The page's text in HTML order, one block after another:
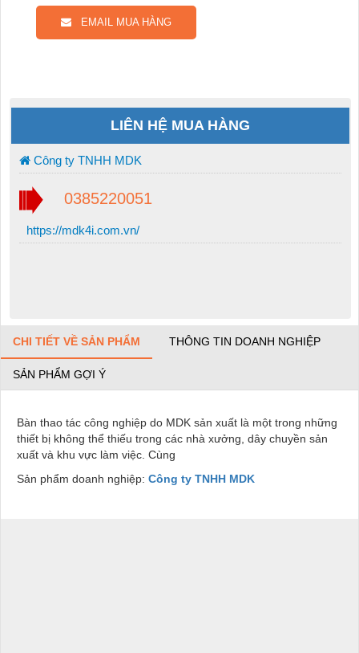
EMAIL MUA HÀNG
LIÊN HỆ MUA HÀNG
Công ty TNHH MDK
0385220051
https://mdk4i.com.vn/
CHI TIẾT VỀ SẢN PHẨM THÔNG TIN DOANH NGHIỆP
SẢN PHẨM GỢI Ý
Bàn thao tác công nghiệp do MDK sản xuất là một trong những
thiết bị không thể thiếu trong các nhà xưởng, dây chuyền sản
xuất và khu vực làm việc. Cùng
Sản phẩm doanh nghiệp: Công ty TNHH MDK